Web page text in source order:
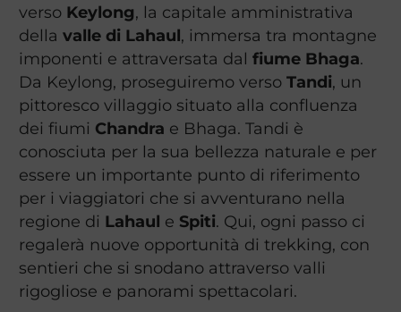
verso Keylong, la capitale amministrativa
della valle di Lahaul, immersa tra montagne
imponenti e attraversata dal fiume Bhaga.
Da Keylong, proseguiremo verso Tandi, un
pittoresco villaggio situato alla confluenza
dei fiumi Chandra e Bhaga. Tandi è
conosciuta per la sua bellezza naturale e per
essere un importante punto di riferimento
per i viaggiatori che si avventurano nella
regione di Lahaul e Spiti. Qui, ogni passo ci
regalerà nuove opportunità di trekking, con
sentieri che si snodano attraverso valli
rigogliose e panorami spettacolari.